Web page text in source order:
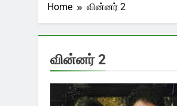
Home வின்னர் 2
வின்னர் 2